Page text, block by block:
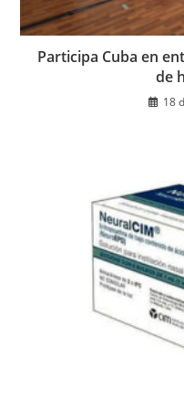
Participa Cuba en
de
18